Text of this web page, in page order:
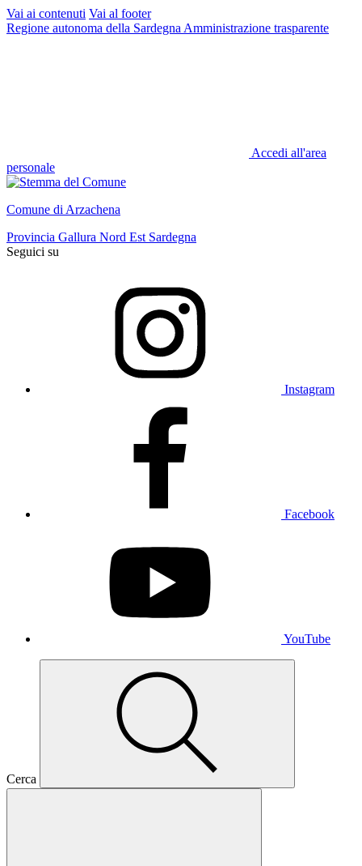
Vai ai contenuti Vai al footer
Regione autonoma della Sardegna Amministrazione trasparente
Accedi all'area
personale
Comune di Arzachena
Provincia Gallura Nord Est Sardegna
Seguici su
Instagram
Facebook
YouTube
Cerca